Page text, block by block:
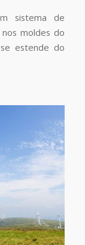
sistema de
moldes do
estende do